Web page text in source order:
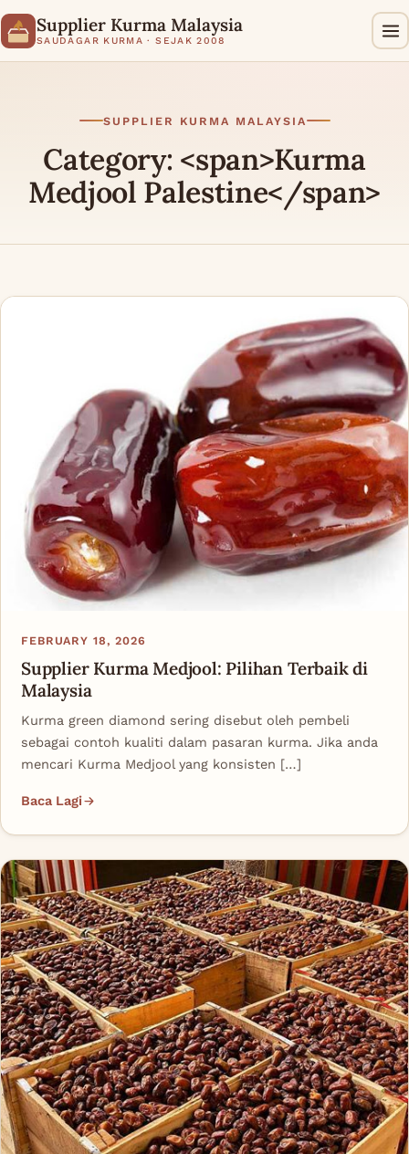
Supplier Kurma Malaysia
SAUDAGAR KURMA · SEJAK 2008
SUPPLIER KURMA MALAYSIA
Category: <span>Kurma
Medjool Palestine</span>
FEBRUARY 18, 2026
Supplier Kurma Medjool: Pilihan Terbaik di
Malaysia
Kurma green diamond sering disebut oleh pembeli
sebagai contoh kualiti dalam pasaran kurma. Jika anda
mencari Kurma Medjool yang konsisten […]
Baca Lagi